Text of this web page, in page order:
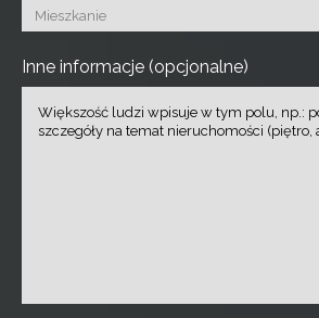
Inne informacje (opcjonalne)